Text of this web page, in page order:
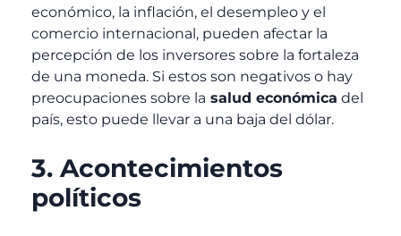
económico, la inflación, el desempleo y el
comercio internacional, pueden afectar la
percepción de los inversores sobre la fortaleza
de una moneda. Si estos son negativos o hay
preocupaciones sobre la salud económica del
país, esto puede llevar a una baja del dólar.
3. Acontecimientos
políticos